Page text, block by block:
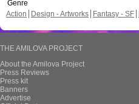
Genre
Action
Design - Artworks Fantasy - SF
THE AMILOVA PROJECT
About the Amilova Project
Press Reviews
Press kit
Banners
Advertise